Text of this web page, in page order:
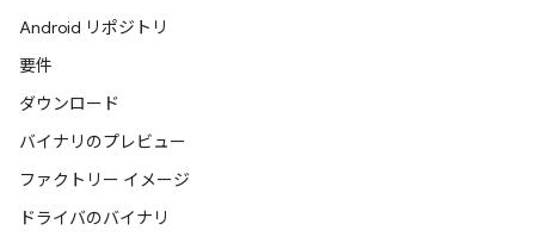
Android リポジトリ
要件
ダウンロード
バイナリのプレビュー
ファクトリー イメージ
ドライバのバイナリ